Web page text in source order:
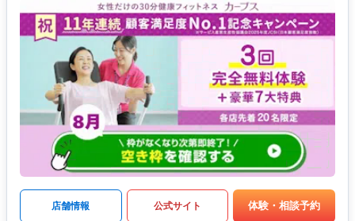
店舗情報 公式サイト 体験・相談予約